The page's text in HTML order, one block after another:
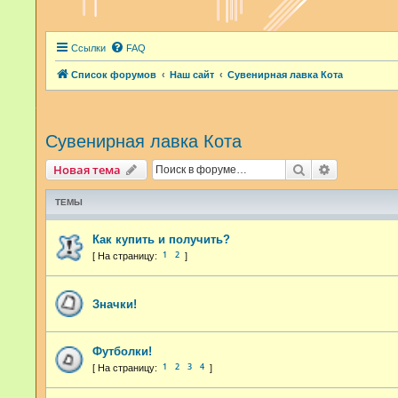
Ссылки FAQ
Список форумов Наш сайт Сувенирная лавка Кота
Сувенирная лавка Кота
Новая тема Поиск
ТЕМЫ
Как купить и получить?
1 2
Значки!
Футболки!
1 2 3 4